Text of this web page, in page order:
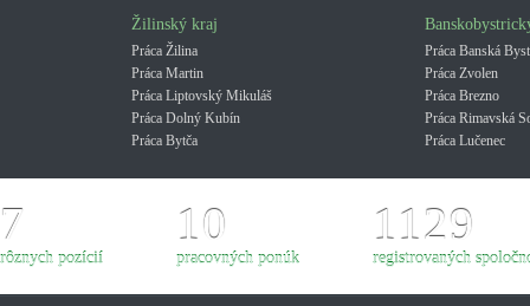
Žilinský kraj
Práca Žilina
Práca Martin
Práca Liptovský Mikuláš
Práca Dolný Kubín
Práca Bytča
Práca Banská
Práca Zvolen
Práca Brezno
Práca Rimavská
Práca Lučenec
7
rôznych pozícií
10
pracovných ponúk
1129
registrovaných